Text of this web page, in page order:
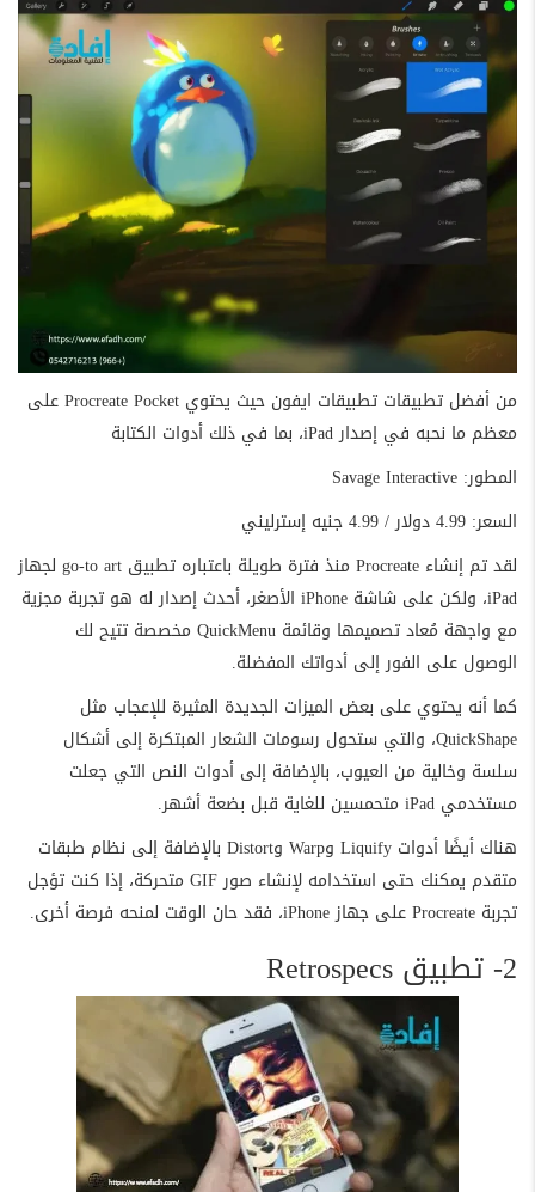
من أفضل تطبيقات تطبيقات ايفون حيث يحتوي Procreate Pocket على
معظم ما نحبه في إصدار iPad، بما في ذلك أدوات الكتابة
المطور: Savage Interactive
السعر: 4.99 دولار / 4.99 جنيه إسترليني
لقد تم إنشاء Procreate منذ فترة طويلة باعتباره تطبيق go-to art لجهاز
iPad، ولكن على شاشة iPhone الأصغر، أحدث إصدار له هو تجربة مجزية
مع واجهة مُعاد تصميمها وقائمة QuickMenu مخصصة تتيح لك
الوصول على الفور إلى أدواتك المفضلة.
كما أنه يحتوي على بعض الميزات الجديدة المثيرة للإعجاب مثل
QuickShape، والتي ستحول رسومات الشعار المبتكرة إلى أشكال
سلسة وخالية من العيوب، بالإضافة إلى أدوات النص التي جعلت
مستخدمي iPad متحمسين للغاية قبل بضعة أشهر.
هناك أيضًا أدوات Liquify وWarp وDistort بالإضافة إلى نظام طبقات
متقدم يمكنك حتى استخدامه لإنشاء صور GIF متحركة، إذا كنت تؤجل
تجربة Procreate على جهاز iPhone، فقد حان الوقت لمنحه فرصة أخرى.
2- تطبيق Retrospecs